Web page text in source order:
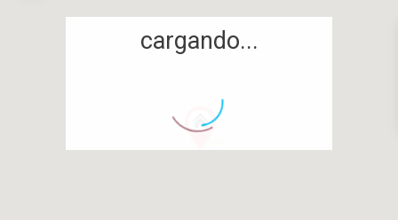
cargando...